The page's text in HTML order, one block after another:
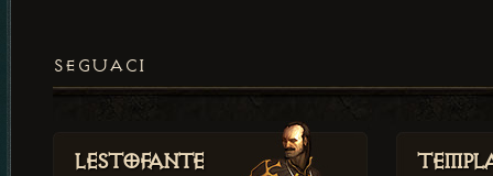
SEGUACI
Lestofante